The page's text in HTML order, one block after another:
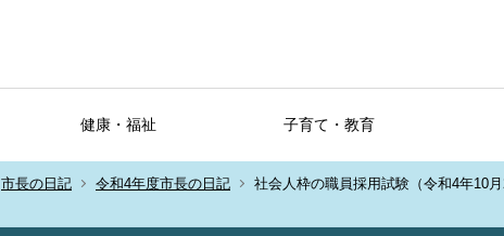
健康・福祉 子育て・教育
市長の日記 令和4年度市長の日記 社会人枠の職員採用試験（令和4年10月